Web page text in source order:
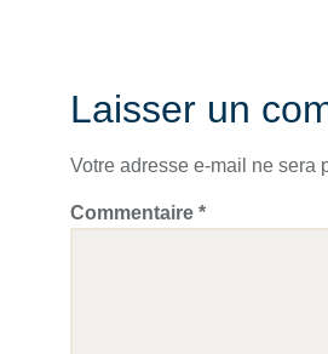
Laisser un
Votre adresse e-mail ne sera
Commentaire *